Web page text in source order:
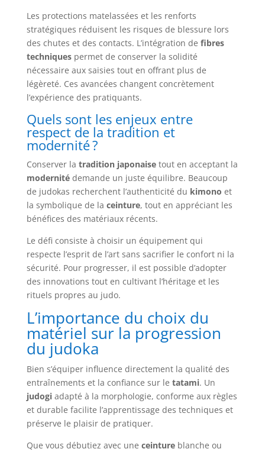
Les protections matelassées et les renforts
stratégiques réduisent les risques de blessure lors
des chutes et des contacts. L’intégration de fibres
techniquespermet de conserver la solidité
nécessaire aux saisies tout en offrant plus de
légèreté. Ces avancées changent concrètement
l’expérience des pratiquants.
Quels sont les enjeux entre
respect de la tradition et
modernité ?
Conserver la tradition japonaisetout en acceptant la
modernitédemande un juste équilibre. Beaucoup
de judokas recherchent l’authenticité du kimono et
la symbolique de la ceinture, tout en appréciant les
bénéfices des matériaux récents.
Le défi consiste à choisir un équipement qui
respecte l’esprit de l’art sans sacrifier le confort ni la
sécurité. Pour progresser, il est possible d’adopter
des innovations tout en cultivant l’héritage et les
rituels propres au judo.
L’importance du choix du
matériel sur la progression
du judoka
Bien s’équiper influence directement la qualité des
entraînements et la confiance sur le tatami. Un
judogiadapté à la morphologie, conforme aux règles
et durable facilite l’apprentissage des techniques et
préserve le plaisir de pratiquer.
Que vous débutiez avec une ceintureblanche ou